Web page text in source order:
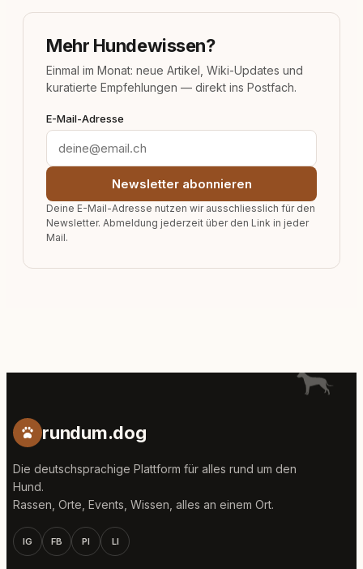
Mehr Hundewissen?
Einmal im Monat: neue Artikel, Wiki-Updates und
kuratierte Empfehlungen — direkt ins Postfach.
E-Mail-Adresse
Newsletter abonnieren
Deine E-Mail-Adresse nutzen wir ausschliesslich für den
Newsletter. Abmeldung jederzeit über den Link in jeder
Mail.
rundum.dog
Die deutschsprachige Plattform für alles rund um den
Hund.
Rassen, Orte, Events, Wissen, alles an einem Ort.
IG FB PI LI